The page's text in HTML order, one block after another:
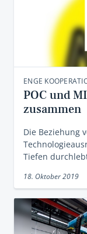
ENGE
POC und
zusammen
Die Beziehung
Tiefen
18. Oktober 2019